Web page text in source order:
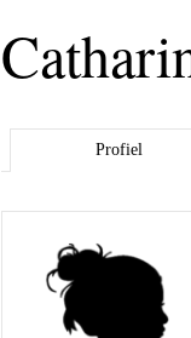
Profiel